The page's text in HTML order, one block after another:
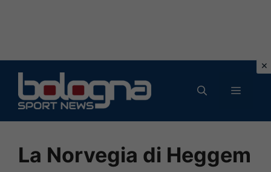
contenuto
MENU
La Norvegia di Heggem